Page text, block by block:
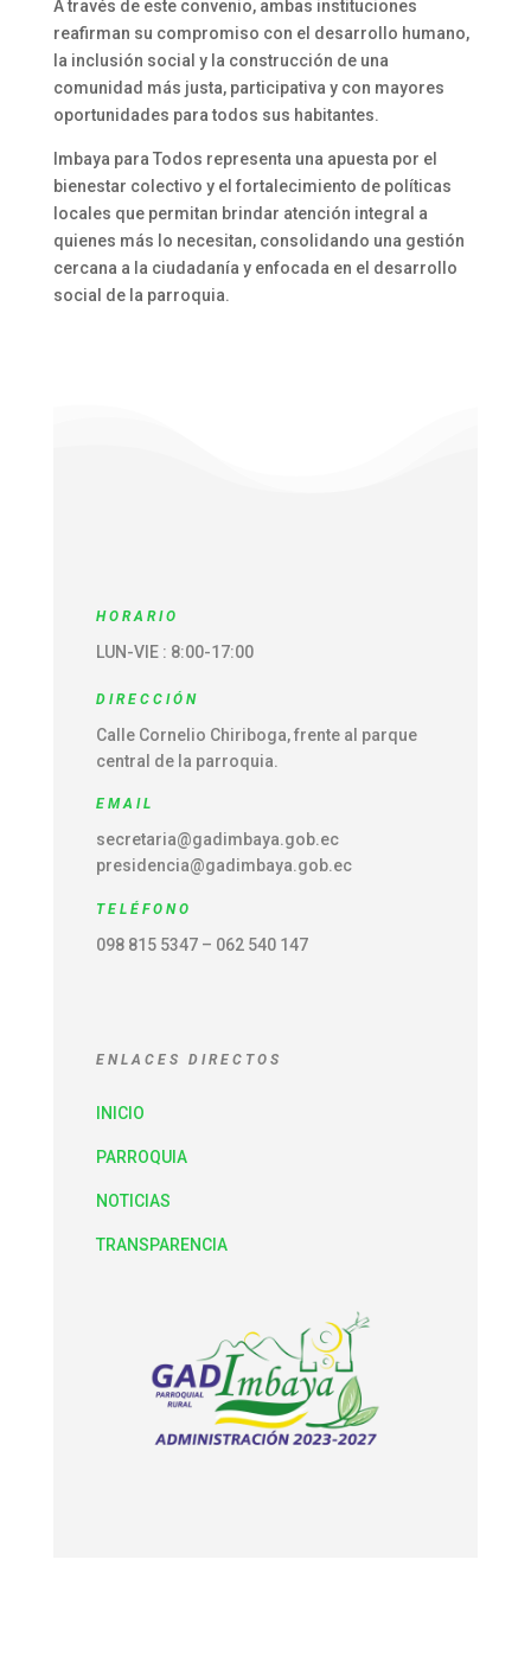
A través de este convenio, ambas instituciones
reafirman su compromiso con el desarrollo humano,
la inclusión social y la construcción de una
comunidad más justa, participativa y con mayores
oportunidades para todos sus habitantes.
Imbaya para Todos representa una apuesta por el
bienestar colectivo y el fortalecimiento de políticas
locales que permitan brindar atención integral a
quienes más lo necesitan, consolidando una gestión
cercana a la ciudadanía y enfocada en el desarrollo
social de la parroquia.
HORARIO
LUN-VIE : 8:00-17:00
DIRECCIÓN
Calle Cornelio Chiriboga, frente al parque
central de la parroquia.
EMAIL
secretaria@gadimbaya.gob.ec
presidencia@gadimbaya.gob.ec
TELÉFONO
098 815 5347 – 062 540 147
ENLACES DIRECTOS
INICIO
PARROQUIA
NOTICIAS
TRANSPARENCIA